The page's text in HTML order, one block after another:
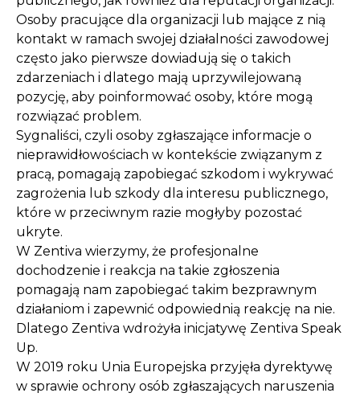
Osoby pracujące dla organizacji lub mające z nią
kontakt w ramach swojej działalności zawodowej
często jako pierwsze dowiadują się o takich
zdarzeniach i dlatego mają uprzywilejowaną
pozycję, aby poinformować osoby, które mogą
rozwiązać problem.
Sygnaliści, czyli osoby zgłaszające informacje o
nieprawidłowościach w kontekście związanym z
pracą, pomagają zapobiegać szkodom i wykrywać
zagrożenia lub szkody dla interesu publicznego,
które w przeciwnym razie mogłyby pozostać
ukryte.
W Zentiva wierzymy, że profesjonalne
dochodzenie i reakcja na takie zgłoszenia
pomagają nam zapobiegać takim bezprawnym
działaniom i zapewnić odpowiednią reakcję na nie.
Dlatego Zentiva wdrożyła inicjatywę Zentiva Speak
Up.
W 2019 roku Unia Europejska przyjęła dyrektywę
w sprawie ochrony osób zgłaszających naruszenia